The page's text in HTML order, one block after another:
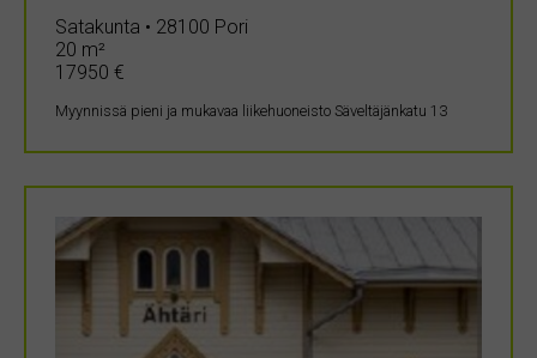
Satakunta • 28100 Pori
20 m²
17950 €
Myynnissä pieni ja mukavaa liikehuoneisto Säveltäjänkatu 13